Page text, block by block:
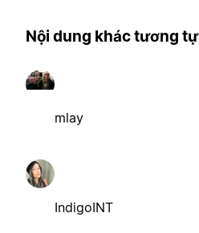
Nội dung khác tương tự
mlay
IndigoINT